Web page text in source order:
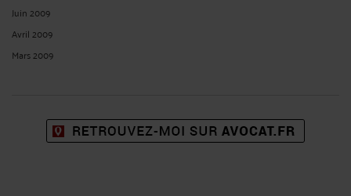
Juin 2009
Avril 2009
Mars 2009